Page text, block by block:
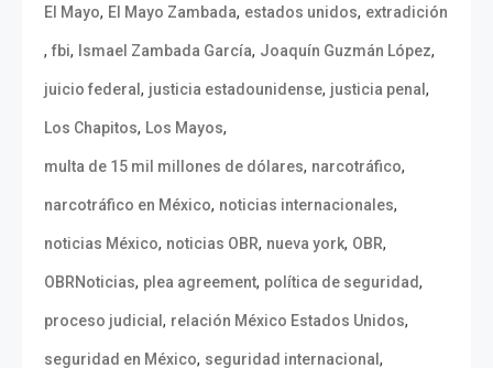
El Mayo, El Mayo Zambada, estados unidos, extradición
, fbi, Ismael Zambada García, Joaquín Guzmán López,
juicio federal , justicia estadounidense, justicia penal ,
Los Chapitos, Los Mayos,
multa de 15 mil millones de dólares, narcotráfico,
narcotráfico en México, noticias internacionales,
noticias México, noticias OBR, nueva york, OBR,
OBRNoticias, plea agreement, política de seguridad,
proceso judicial , relación México Estados Unidos,
seguridad en México, seguridad internacional ,